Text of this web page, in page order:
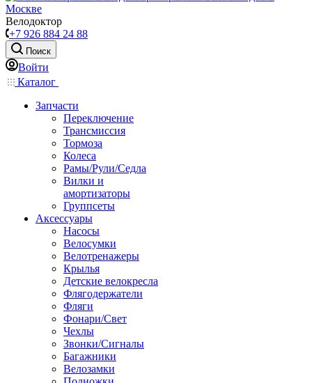
Велодоктор
+7 926 884 24 88
Поиск
Войти
Каталог
Запчасти
Переключение
Трансмиссия
Тормоза
Колеса
Рамы/Рули/Седла
Вилки и
амортизаторы
Группсеты
Аксессуары
Насосы
Велосумки
Велотренажеры
Крылья
Детские велокресла
Флягодержатели
Фляги
Фонари/Свет
Чехлы
Звонки/Сигналы
Багажники
Велозамки